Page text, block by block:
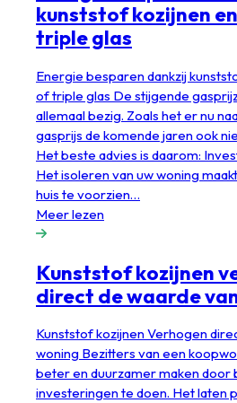
kunststof kozijnen
triple glas
Energie besparen dankzij
of triple glas De stijgende
allemaal bezig. Zoals het er nu
gasprijs de komende jaren ook
Het beste advies is daarom:
Het isoleren van uw woning
huis te voorzien…
Meer lezen
Kunststof kozijnen
direct de waarde
Kunststof kozijnen Verhogen
woning Bezitters van een
beter en duurzamer maken door
investeringen te doen. Het laten